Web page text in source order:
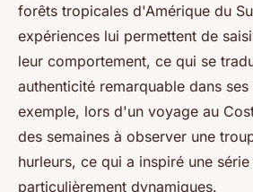
forêts tropicales d'Amérique du
expériences lui permettent de
leur comportement, ce qui se
authenticité remarquable dans
exemple, lors d'un voyage au
des semaines à observer une
hurleurs, ce qui a inspiré une
particulièrement dynamiques.